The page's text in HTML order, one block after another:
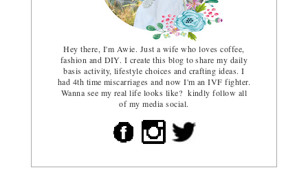
Hey there, I'm Awie. Just a wife who loves coffee,
fashion and DIY. I create this blog to share my daily
basis activity, lifestyle choices and crafting ideas. I
had 4th time miscarriages and now I'm an IVF fighter.
Wanna see my real life looks like? kindly follow all
of my media social.